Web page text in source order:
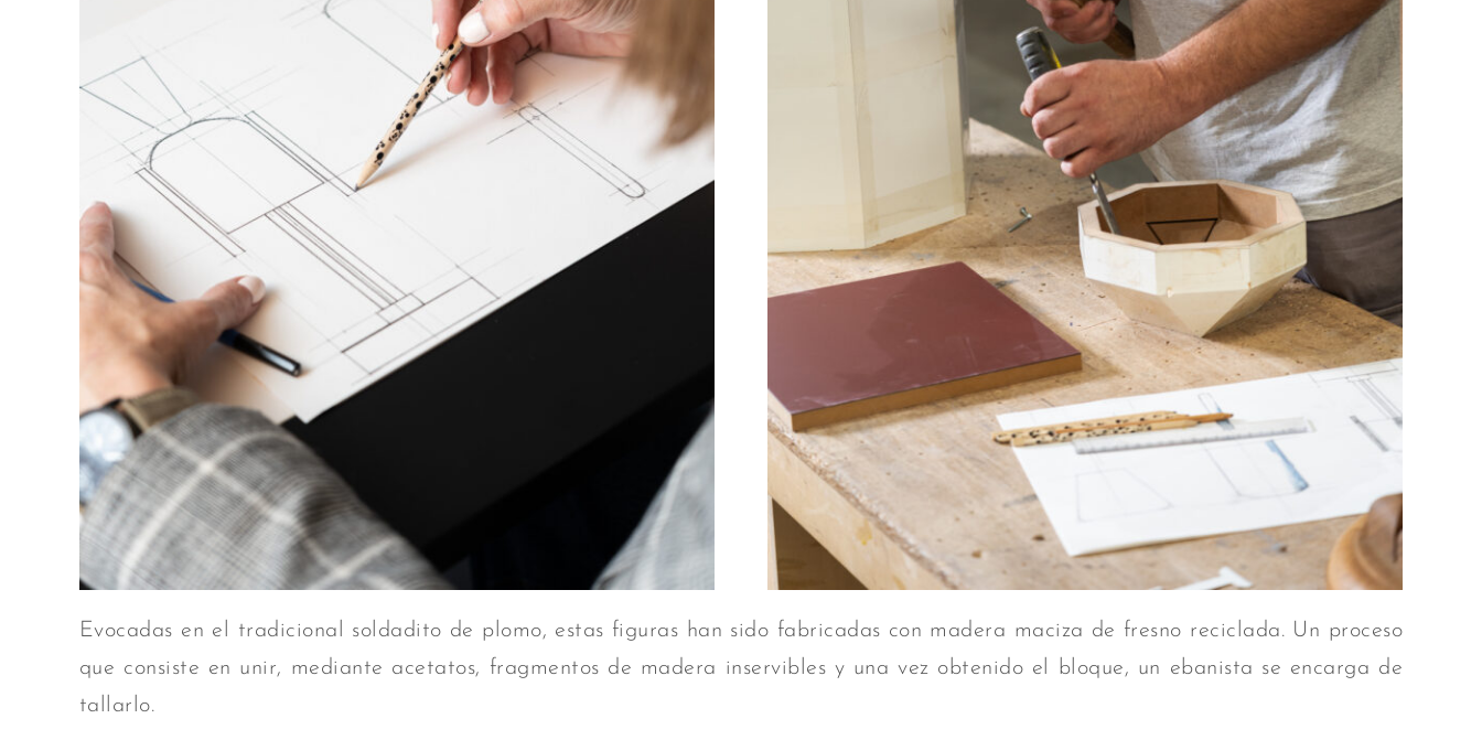
Evocadas en el tradicional soldadito de plomo, estas figuras han sido fabricadas con madera maciza de fresno reciclada. Un proceso
que consiste en unir, mediante acetatos, fragmentos de madera inservibles y una vez obtenido el bloque, un ebanista se encarga de
tallarlo.